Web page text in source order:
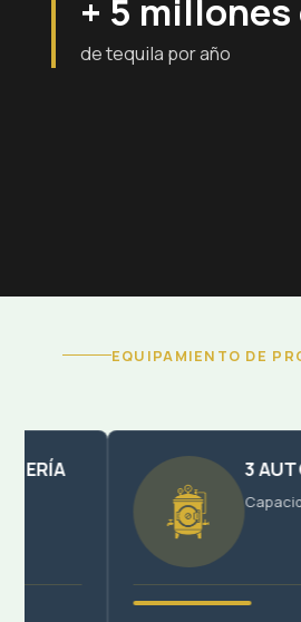
+ 5
de tequila por año
EQUIPAMIENTO DE
3
Capacidad de